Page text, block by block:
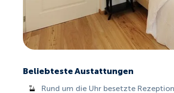
Beliebteste Austattungen
Rund um die Uhr besetzte Rezeption